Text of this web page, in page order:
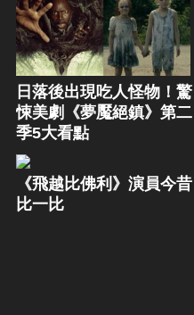
日落後出現吃人怪物！驚
悚美劇《夢魘絕鎮》第二
季5大看點
《飛越比佛利》演員今昔
比一比